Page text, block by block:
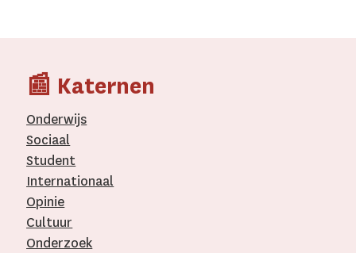
📰 Katernen
Onderwijs
Sociaal
Student
Internationaal­
Opinie
Cultuur
Onderzoek